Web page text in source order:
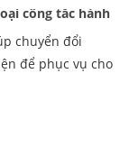
công tắc hành
chuyển đổi
để phục vụ cho